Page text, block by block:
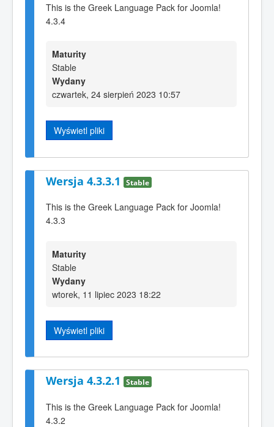
This is the Greek Language Pack for Joomla!
4.3.4
Maturity
Stable
Wydany
czwartek, 24 sierpień 2023 10:57
Wyświetl pliki
Wersja 4.3.3.1 Stable
This is the Greek Language Pack for Joomla!
4.3.3
Maturity
Stable
Wydany
wtorek, 11 lipiec 2023 18:22
Wyświetl pliki
Wersja 4.3.2.1 Stable
This is the Greek Language Pack for Joomla!
4.3.2